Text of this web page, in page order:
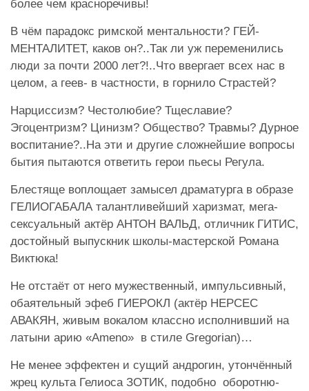
более чем красноречивы!
В чём парадокс римской ментальности? ГЕЙ-
МЕНТАЛИТЕТ, каков он?..Так ли уж переменились
люди за почти 2000 лет?!..Что ввергает всех нас в
целом, а геев- в частности, в горнило Страстей?
Нарциссизм? Честолюбие? Тщеславие?
Эгоцентризм? Цинизм? Общество? Травмы? Дурное
воспитание?..На эти и другие сложнейшие вопросы
бытия пытаются ответить герои пьесы Регула.
Блестяще воплощает замысел драматурга в образе
ГЕЛИОГАБАЛА талантливейший харизмат, мега-
сексуальный актёр АНТОН ВАЛЬД, отличник ГИТИС,
достойный выпускник школы-мастерской Романа
Виктюка!
Не отстаёт от него мужественный, импульсивный,
обаятельный эфеб ГИЕРОКЛ (актёр НЕРСЕС
АВАКЯН, живым вокалом классно исполнивший на
латыни арию «Ameno» в стиле Gregorian)…
Не менее эффектен и сущий андрогин, утончённый
жрец культа Гелиоса ЗОТИК, подобно оборотню-